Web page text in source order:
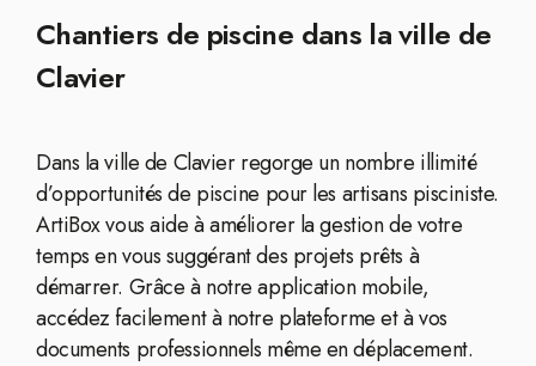
Chantiers de piscine dans la ville de
Clavier
Dans la ville de Clavier regorge un nombre illimité
d’opportunités de piscine pour les artisans pisciniste.
ArtiBox vous aide à améliorer la gestion de votre
temps en vous suggérant des projets prêts à
démarrer. Grâce à notre application mobile,
accédez facilement à notre plateforme et à vos
documents professionnels même en déplacement.